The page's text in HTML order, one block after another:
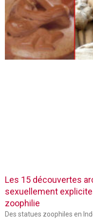
Les 15 découvertes
sexuellement
zoophilie
Des statues zoophiles en